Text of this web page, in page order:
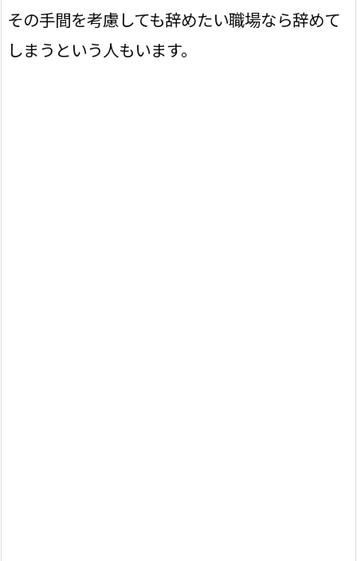
その手間を考慮しても辞めたい職場なら辞めて
しまうという人もいます。